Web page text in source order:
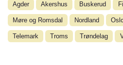
Agder Akershus Buskerud
Møre og Romsdal Nordland
Telemark Troms Trøndelag